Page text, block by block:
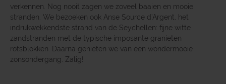
verkennen. Nog nooit zagen we zoveel baaien en mooie
stranden. We bezoeken ook Anse Source d’Argent, het
indrukwekkendste strand van de Seychellen: fijne witte
zandstranden met de typische imposante granieten
rotsblokken. Daarna genieten we van een wondermooie
zonsondergang. Zalig!